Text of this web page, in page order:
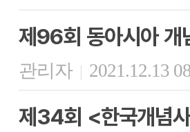
제96회 동아시아 개
관리자 | 2021.12.13
제34회 <한국개념